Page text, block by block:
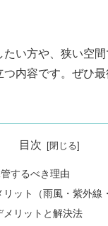
い方や、狭い空
内容です。ぜひ
目次
するべき理由
ット（雨風・紫外線
メリットと解決法